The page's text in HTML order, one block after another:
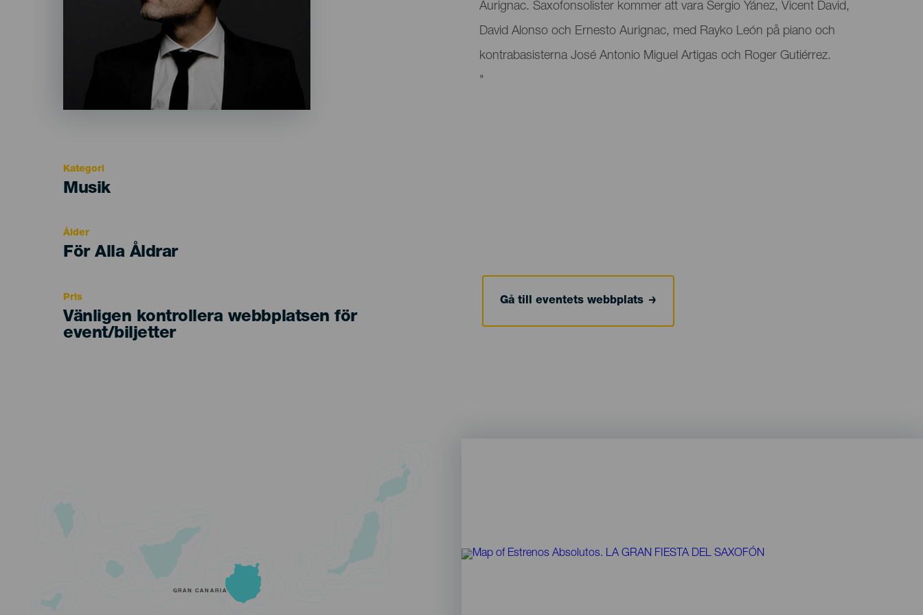
Aurignac. Saxofonsolister kommer att vara Sergio Yánez, Vicent David,
David Alonso och Ernesto Aurignac, med Rayko León på piano och
kontrabasisterna José Antonio Miguel Artigas och Roger Gutiérrez.
"
Kategori
Categoría
Musik
Ålder
Edad
För Alla Åldrar
Pris
Vänligen kontrollera webbplatsen för
event/biljetter
Gå till eventets webbplats
GRAN CANARIA